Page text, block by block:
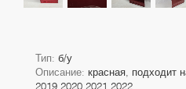
Тип: б/у
Описание: красная, подходит
2019 2020 2021 2022